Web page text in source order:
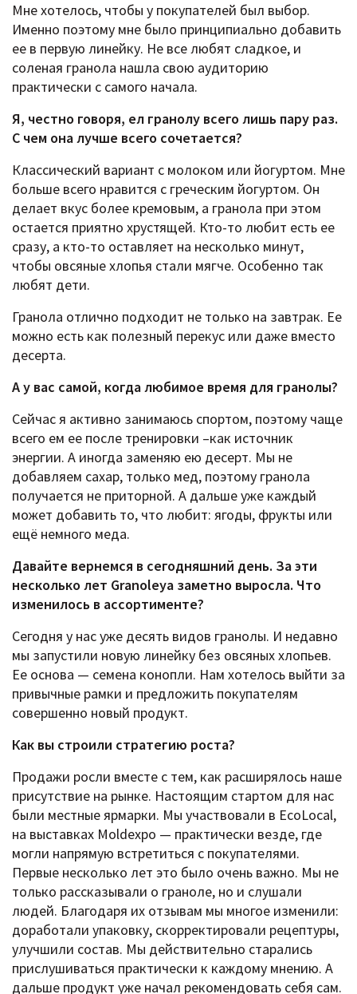
Мне хотелось, чтобы у покупателей был выбор.
Именно поэтому мне было принципиально добавить
ее в первую линейку. Не все любят сладкое, и
соленая гранола нашла свою аудиторию
практически с самого начала.
Я, честно говоря, ел гранолу всего лишь пару раз.
С чем она лучше всего сочетается?
Классический вариант с молоком или йогуртом. Мне
больше всего нравится с греческим йогуртом. Он
делает вкус более кремовым, а гранола при этом
остается приятно хрустящей. Кто-то любит есть ее
сразу, а кто-то оставляет на несколько минут,
чтобы овсяные хлопья стали мягче. Особенно так
любят дети.
Гранола отлично подходит не только на завтрак. Ее
можно есть как полезный перекус или даже вместо
десерта.
А у вас самой, когда любимое время для гранолы?
Сейчас я активно занимаюсь спортом, поэтому чаще
всего ем ее после тренировки –как источник
энергии. А иногда заменяю ею десерт. Мы не
добавляем сахар, только мед, поэтому гранола
получается не приторной. А дальше уже каждый
может добавить то, что любит: ягоды, фрукты или
ещё немного меда.
Давайте вернемся в сегодняшний день. За эти
несколько лет Granoleya заметно выросла. Что
изменилось в ассортименте?
Сегодня у нас уже десять видов гранолы. И недавно
мы запустили новую линейку без овсяных хлопьев.
Ее основа — семена конопли. Нам хотелось выйти за
привычные рамки и предложить покупателям
совершенно новый продукт.
Как вы строили стратегию роста?
Продажи росли вместе с тем, как расширялось наше
присутствие на рынке. Настоящим стартом для нас
были местные ярмарки. Мы участвовали в EcoLocal,
на выставках Moldexpo — практически везде, где
могли напрямую встретиться с покупателями.
Первые несколько лет это было очень важно. Мы не
только рассказывали о граноле, но и слушали
людей. Благодаря их отзывам мы многое изменили:
доработали упаковку, скорректировали рецептуры,
улучшили состав. Мы действительно старались
прислушиваться практически к каждому мнению. А
дальше продукт уже начал рекомендовать себя сам.